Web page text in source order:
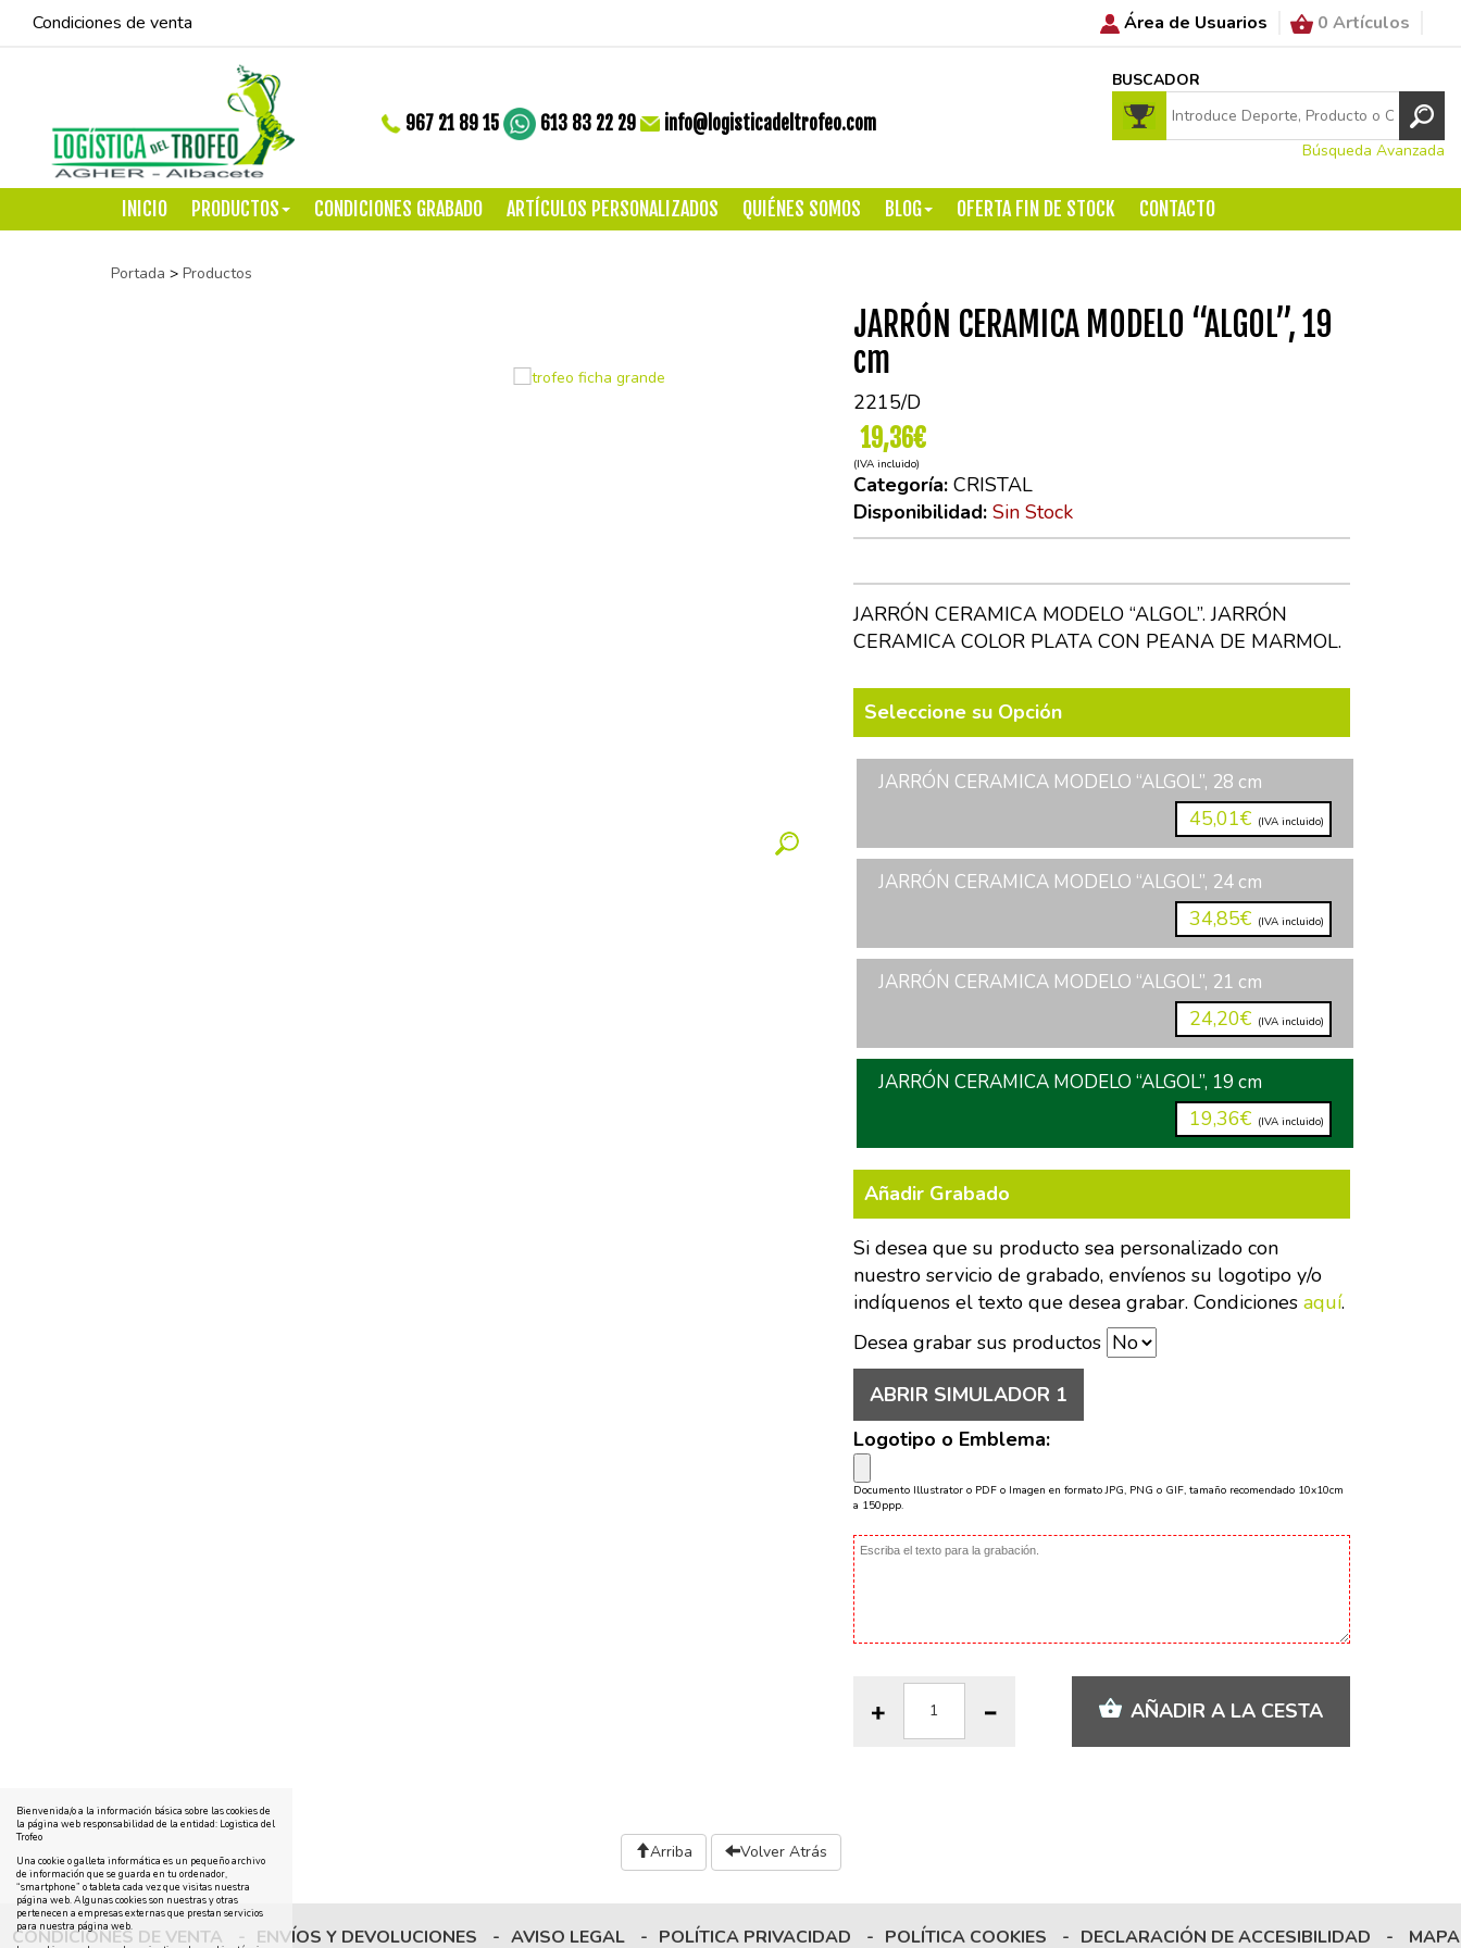
Condiciones de venta Área de Usuarios 0 Artículos
967 21 89 15 613 83 22 29 info@logisticadeltrofeo.com
BUSCADOR
Búsqueda Avanzada
INICIO PRODUCTOS CONDICIONES GRABADO ARTÍCULOS PERSONALIZADOS QUIÉNES SOMOS BLOG OFERTA FIN DE STOCK CONTACTO
Portada > Productos
JARRÓN CERAMICA MODELO “ALGOL”, 19
cm
2215/D
19,36€
(IVA incluido)
Categoría: CRISTAL
Disponibilidad: Sin Stock
JARRÓN CERAMICA MODELO “ALGOL”. JARRÓN
CERAMICA COLOR PLATA CON PEANA DE MARMOL.
Seleccione su Opción
JARRÓN CERAMICA MODELO “ALGOL”, 28 cm
45,01€ (IVA incluido)
JARRÓN CERAMICA MODELO “ALGOL”, 24 cm
34,85€ (IVA incluido)
JARRÓN CERAMICA MODELO “ALGOL”, 21 cm
24,20€ (IVA incluido)
JARRÓN CERAMICA MODELO “ALGOL”, 19 cm
19,36€ (IVA incluido)
Añadir Grabado
Si desea que su producto sea personalizado con
nuestro servicio de grabado, envíenos su logotipo y/o
indíquenos el texto que desea grabar. Condiciones aquí.
Desea grabar sus productos
ABRIR SIMULADOR 1
Logotipo o Emblema:
Documento Illustrator o PDF o Imagen en formato JPG, PNG o GIF, tamaño recomendado 10x10cm
a 150ppp.
AÑADIR A LA CESTA
Arriba Volver Atrás
CONDICIONES DE VENTA - ENVÍOS Y DEVOLUCIONES - AVISO LEGAL - POLÍTICA PRIVACIDAD - POLÍTICA COOKIES - DECLARACIÓN DE ACCESIBILIDAD - MAPA
Bienvenida/o a la información básica sobre las cookies de
la página web responsabilidad de la entidad: Logistica del
Trofeo
Una cookie o galleta informática es un pequeño archivo
de información que se guarda en tu ordenador,
“smartphone” o tableta cada vez que visitas nuestra
página web. Algunas cookies son nuestras y otras
pertenecen a empresas externas que prestan servicios
para nuestra página web.